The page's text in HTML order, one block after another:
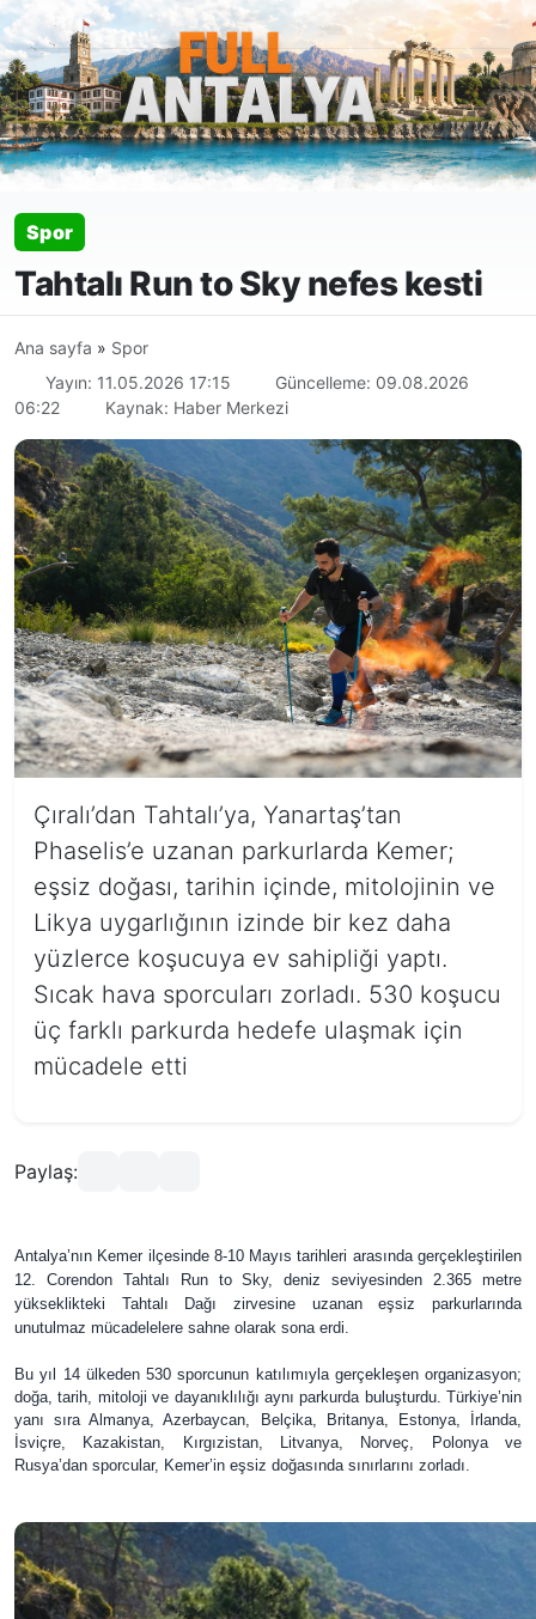
Spor
Tahtalı Run to Sky nefes kesti
Ana sayfa » Spor
Yayın: 11.05.2026 17:15
Güncelleme: 09.08.2026
06:22
Kaynak: Haber Merkezi
Çıralı’dan Tahtalı’ya, Yanartaş’tan
Phaselis’e uzanan parkurlarda Kemer;
eşsiz doğası, tarihin içinde, mitolojinin ve
Likya uygarlığının izinde bir kez daha
yüzlerce koşucuya ev sahipliği yaptı.
Sıcak hava sporcuları zorladı. 530 koşucu
üç farklı parkurda hedefe ulaşmak için
mücadele etti
Paylaş:
Antalya’nın Kemer ilçesinde 8-10 Mayıs tarihleri arasında gerçekleştirilen
12. Corendon Tahtalı Run to Sky, deniz seviyesinden 2.365 metre
yükseklikteki Tahtalı Dağı zirvesine uzanan eşsiz parkurlarında
unutulmaz mücadelelere sahne olarak sona erdi.
Bu yıl 14 ülkeden 530 sporcunun katılımıyla gerçekleşen organizasyon;
doğa, tarih, mitoloji ve dayanıklılığı aynı parkurda buluşturdu. Türkiye’nin
yanı sıra Almanya, Azerbaycan, Belçika, Britanya, Estonya, İrlanda,
İsviçre, Kazakistan, Kırgızistan, Litvanya, Norveç, Polonya ve
Rusya’dan sporcular, Kemer’in eşsiz doğasında sınırlarını zorladı.